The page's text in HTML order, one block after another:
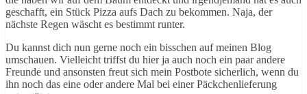
geschafft, ein Stück Pizza aufs Dach zu bekommen. Naja, der
nächste Regen wäscht es bestimmt runter.
Du kannst dich nun gerne noch ein bisschen auf meinen Blog
umschauen. Vielleicht triffst du hier ja auch noch ein paar andere
Freunde und ansonsten freut sich mein Postbote sicherlich, wenn du
ihn noch das eine oder andere Mal bei einer Päckchenlieferung